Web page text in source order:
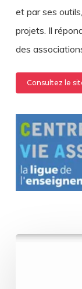
et par ses
projets. Il
des
Consultez le